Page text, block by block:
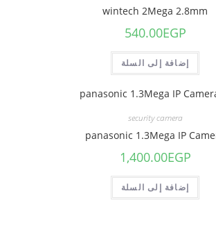
wintech 2Mega 2.8mm
540.00EGP
إضافة إلى السلة
security camera
panasonic 1.3Mega IP
1,400.00EGP
إضافة إلى السلة